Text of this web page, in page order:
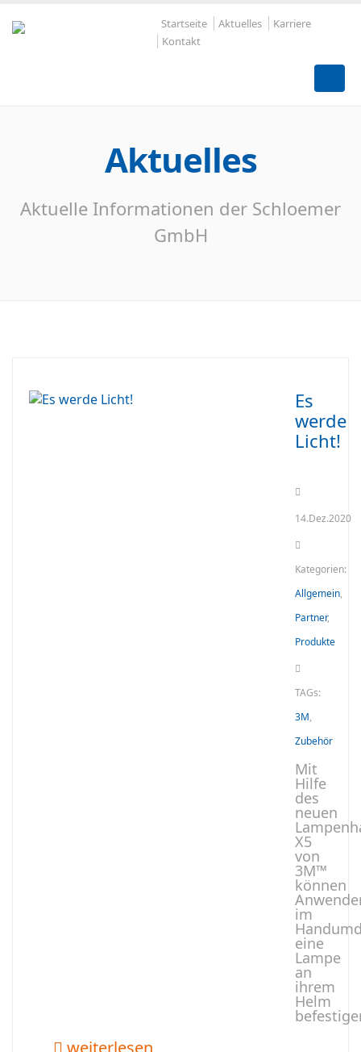
Startseite Aktuelles
Karriere
Kontakt
Aktuelles
Aktuelle Informationen der Schloemer
GmbH
Es
werde
Licht!
14.Dez.2020
Kategorien:
Allgemein,
Partner,
Produkte
TAGs:
3M,
Zubehör
Mit
Hilfe
des
neuen
X5
von
3M™
können
im
eine
Lampe
an
ihrem
Helm
weiterlesen